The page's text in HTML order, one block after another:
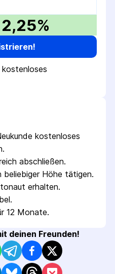
kostenloses
abschließen.
beliebiger Höhe tätigen.
erhalten.
12 Monate.
deinen Freunden!